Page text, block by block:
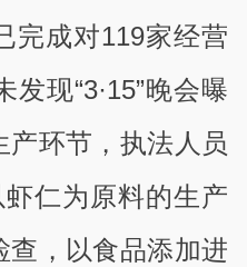
完成对119家经营
现“3·15”晚会曝
产环节，执法人员
仁为原料的生产
查，以食品添加进